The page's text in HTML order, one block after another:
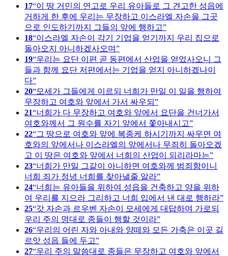
17 이 땅 거민의 연고로 우리 유아들로 그 견고한 성읍에
거하게 한 후에 우리는 무장하고 이스라엘 자손을 그곳
으로 인도하기까지 그들의 앞에 행하고
18 이스라엘 자손이 각기 기업을 얻기까지 우리 집으로
돌아오지 아니하겠사오며
19 우리는 요단 이편 곧 동편에서 산업을 얻었사오니 그
들과 함께 요단 저편에서는 기업을 얻지 아니하겠나이
다
20 모세가 그들에게 이르되 너희가 만일 이 일을 행하여
무장하고 여호와 앞에서 가서 싸우되
21 너희가 다 무장하고 여호와 앞에서 요단을 건너가서
여호와께서 그 원수를 자기 앞에서 쫓아내시고
22 그 땅으로 여호와 앞에 복종케 하시기까지 싸우면 여
호와의 앞에서나 이스라엘의 앞에서나 무죄히 돌아오겠
고 이 땅은 여호와 앞에서 너희의 산업이 되리라마는
23 너희가 만일 그같이 아니하면 여호와께 범죄함이니
너희 죄가 정녕 너희를 찾아낼줄 알라
24 너희는 유아들을 위하여 성읍을 건축하고 양을 위하
여 우리를 지으라 그리하고 너희 입에서 낸 대로 행하라
25 갓 자손과 르우벤 자손이 모세에게 대답하여 가로되
우리 주의 명대로 종들이 행할 것이라
26 우리의 어린 자와 아내와 양떼와 모든 가축은 이곳 길
르앗 성읍 들에 두고
27 우리 주의 말씀대로 종들은 무장하고 여호와 앞에서